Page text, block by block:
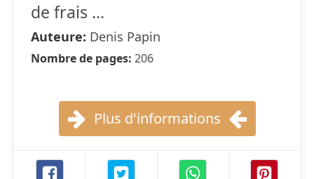
de frais ...
Auteure: Denis Papin
Nombre de pages: 206
Plus d'informations